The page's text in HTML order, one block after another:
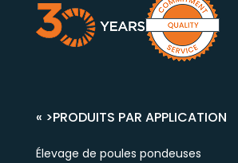
« >PRODUITS PAR APPLICATION
Élevage de poules pondeuses